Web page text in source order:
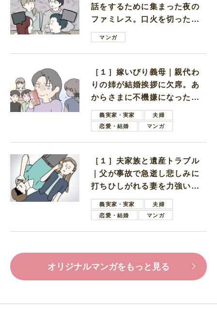
話をするために集まった夜の
ファミレス。口火を切ったの
は電車好きの男の子ママ
マンガ
［１］嫁いびり義母｜親代わ
りの姉が結婚挨拶に欠席。あ
からさまに不機嫌になった義
母義実家・実家
夫婦
恋愛・結婚
マンガ
［１］夫家族と遺産トラブル
｜父が事故で急逝し悲しみに
打ちひしがれる妻を力強い言
葉で励ます夫
義実家・実家
夫婦
恋愛・結婚
マンガ
オリジナルマンガをもっと見る